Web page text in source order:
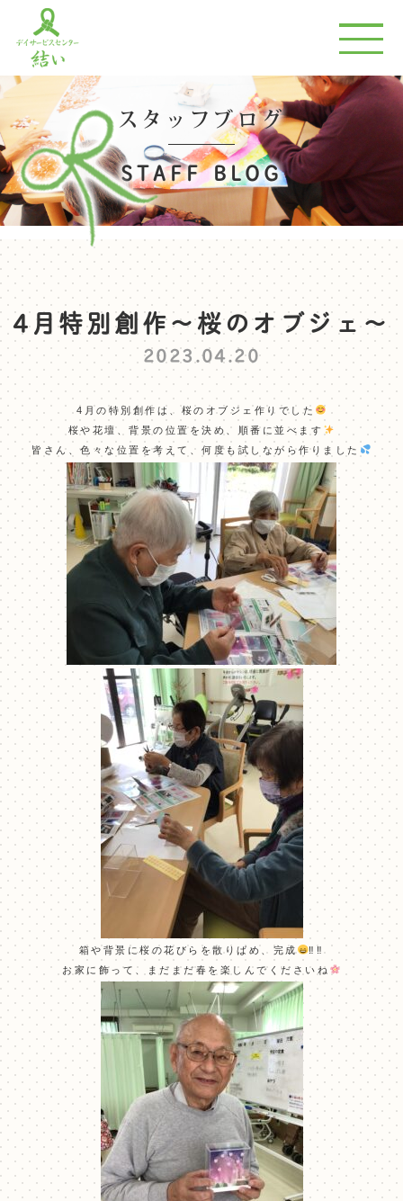
スタッフブログ
STAFF BLOG
4月特別創作～桜のオブジェ～
2023.04.20
4月の特別創作は、桜のオブジェ作りでした
桜や花壇、背景の位置を決め、順番に並べます
皆さん、色々な位置を考えて、何度も試しながら作りました
箱や背景に桜の花びらを散りばめ、完成
‼‼
お家に飾って、まだまだ春を楽しんでくださいね